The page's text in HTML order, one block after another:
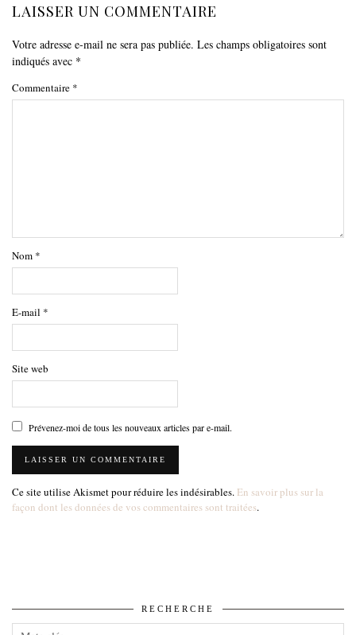
LAISSER UN COMMENTAIRE
Votre adresse e-mail ne sera pas publiée. Les champs obligatoires sont
indiqués avec *
Commentaire *
Nom *
E-mail *
Site web
Prévenez-moi de tous les nouveaux articles par e-mail.
Ce site utilise Akismet pour réduire les indésirables. En savoir plus sur la
façon dont les données de vos commentaires sont traitées.
RECHERCHE